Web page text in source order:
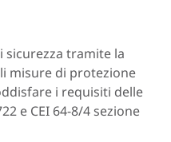
sicurezza tramite la
misure di protezione
i requisiti delle
e CEI 64-8/4 sezione